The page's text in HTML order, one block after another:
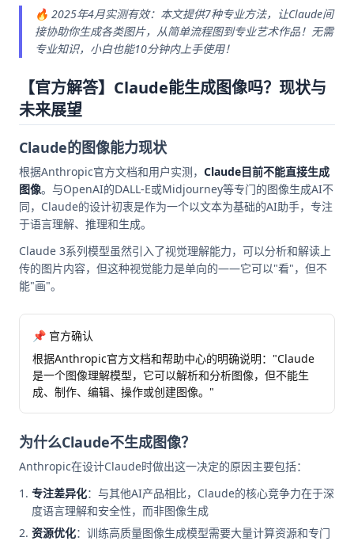
🔥 2025年4月实测有效：本文提供7种专业方法，让Claude间
接协助你生成各类图片，从简单流程图到专业艺术作品！无需
专业知识，小白也能10分钟内上手使用！
【官方解答】Claude能生成图像吗？现状与
未来展望
Claude的图像能力现状
根据Anthropic官方文档和用户实测， Claude目前不能直接生成
图像。与OpenAI的DALL-E或Midjourney等专门的图像生成AI不
同，Claude的设计初衷是作为一个以文本为基础的AI助手，专注
于语言理解、推理和生成。
Claude 3系列模型虽然引入了视觉理解能力，可以分析和解读上
传的图片内容，但这种视觉能力是单向的——它可以"看"，但不
能"画"。
📌 官方确认
根据Anthropic官方文档和帮助中心的明确说明："Claude
是一个图像理解模型，它可以解析和分析图像，但不能生
成、制作、编辑、操作或创建图像。"
为什么Claude不生成图像？
Anthropic在设计Claude时做出这一决定的原因主要包括：
专注差异化：与其他AI产品相比，Claude的核心竞争力在于深
度语言理解和安全性，而非图像生成
资源优化：训练高质量图像生成模型需要大量计算资源和专门